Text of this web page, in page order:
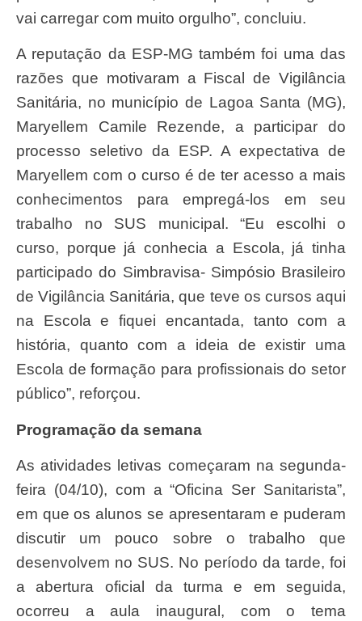
vai carregar com muito orgulho”, concluiu.
A reputação da ESP-MG também foi uma das
razões que motivaram a Fiscal de Vigilância
Sanitária, no município de Lagoa Santa (MG),
Maryellem Camile Rezende, a participar do
processo seletivo da ESP. A expectativa de
Maryellem com o curso é de ter acesso a mais
conhecimentos para empregá-los em seu
trabalho no SUS municipal. “Eu escolhi o
curso, porque já conhecia a Escola, já tinha
participado do Simbravisa- Simpósio Brasileiro
de Vigilância Sanitária, que teve os cursos aqui
na Escola e fiquei encantada, tanto com a
história, quanto com a ideia de existir uma
Escola de formação para profissionais do setor
público”, reforçou.
Programação da semana
As atividades letivas começaram na segunda-
feira (04/10), com a “Oficina Ser Sanitarista”,
em que os alunos se apresentaram e puderam
discutir um pouco sobre o trabalho que
desenvolvem no SUS. No período da tarde, foi
a abertura oficial da turma e em seguida,
ocorreu a aula inaugural, com o tema